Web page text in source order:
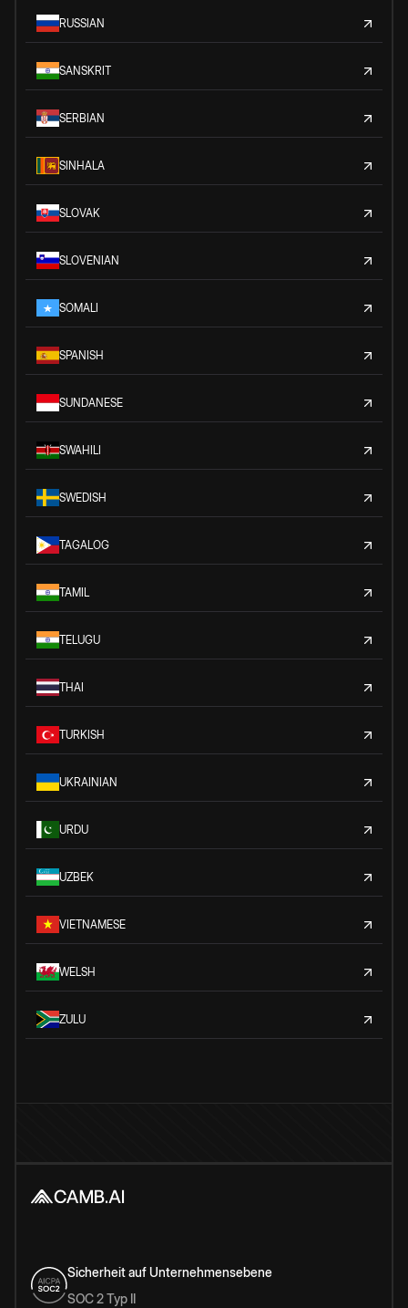
RUSSIAN
SANSKRIT
SERBIAN
SINHALA
SLOVAK
SLOVENIAN
SOMALI
SPANISH
SUNDANESE
SWAHILI
SWEDISH
TAGALOG
TAMIL
TELUGU
THAI
TURKISH
UKRAINIAN
URDU
UZBEK
VIETNAMESE
WELSH
ZULU
Sicherheit auf Unternehmensebene
SOC 2 Typ II